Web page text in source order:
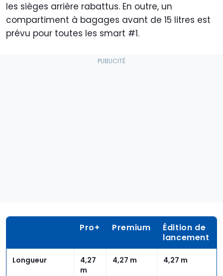
les sièges arrière rabattus. En outre, un
compartiment à bagages avant de 15 litres est
prévu pour toutes les smart #1.
Pro+ Premium
Édition de
lancement
Longueur
4,27
m
4,27 m 4,27 m